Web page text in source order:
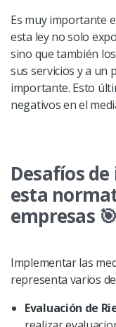
Es muy importante
esta ley no solo
sino que también
sus servicios y a un
importante. Esto
negativos en el
Desafíos
esta
empresas 🎯
Implementar las
representa varios
Evaluación de